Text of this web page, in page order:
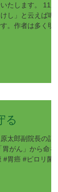
たします。 11系
し」と云えば鳴子
。作者は多く明治
る
太郎副院長の記事
がん」から命を
胃癌 #ピロリ菌